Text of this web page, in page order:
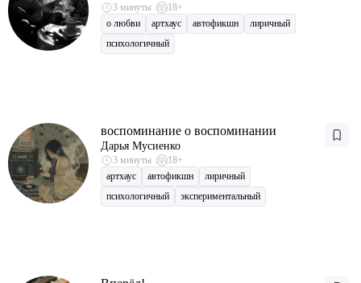
3 минуты
18+
о любви
артхаус автофикшн
лиричный
психологичный
воспоминание о воспоминании
Дарья Мусиенко
3 минуты
18+
артхаус
автофикшн
лиричный
психологичный
экспериментальный